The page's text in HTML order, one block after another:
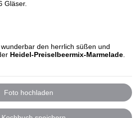
Gläser.
den herrlich süßen und
Heidel-Preiselbeermix-Marmelade.
Foto hochladen